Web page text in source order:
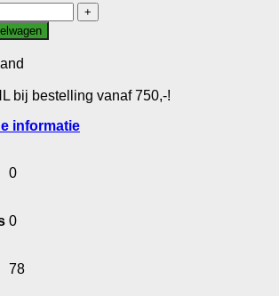
bij bestelling vanaf 750,-!
informatie
0
0
78